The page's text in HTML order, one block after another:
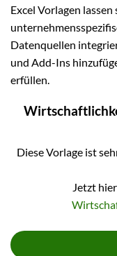
Excel Vorlagen lassen
Datenquellen
und Add-Ins
erfüllen.
Diese Vorlage ist
Jetzt